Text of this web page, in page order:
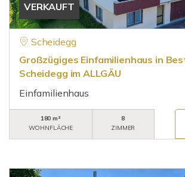
VERKAUFT
Scheidegg
Großzügiges Einfamilienhaus in
Scheidegg im ALLGÄU
Einfamilienhaus
180 m²
WOHNFLÄCHE
8
ZIMMER